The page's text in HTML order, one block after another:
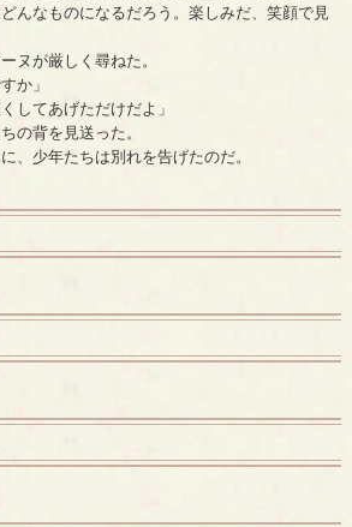
んなものになるだろう。楽しみだ、笑顔で見
ヌが厳しく尋ねた。
か」
してあげただけだよ」
の背を見送った。
、少年たちは別れを告げたのだ。